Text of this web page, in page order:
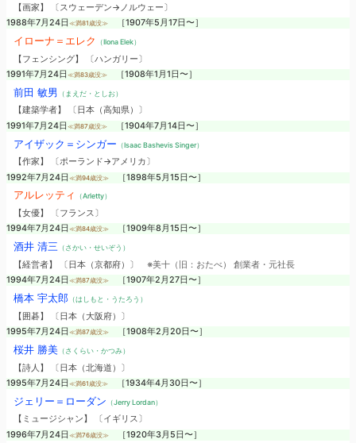
【画家】 〔スウェーデン→ノルウェー〕
1988年7月24日 ≪満81歳没≫ ［1907年5月17日〜］
イローナ＝エレク （Ilona Elek）
【フェンシング】 〔ハンガリー〕
1991年7月24日 ≪満83歳没≫ ［1908年1月1日〜］
前田 敏男 （まえだ・としお）
【建築学者】 〔日本（高知県）〕
1991年7月24日 ≪満87歳没≫ ［1904年7月14日〜］
アイザック＝シンガー （Isaac Bashevis Singer）
【作家】 〔ポーランド→アメリカ〕
1992年7月24日 ≪満94歳没≫ ［1898年5月15日〜］
アルレッティ （Arletty）
【女優】 〔フランス〕
1994年7月24日 ≪満84歳没≫ ［1909年8月15日〜］
酒井 清三 （さかい・せいぞう）
【経営者】 〔日本（京都府）〕 ※美十（旧：おたべ） 創業者・元社長
1994年7月24日 ≪満87歳没≫ ［1907年2月27日〜］
橋本 宇太郎（はしもと・うたろう）
【囲碁】 〔日本（大阪府）〕
1995年7月24日 ≪満87歳没≫ ［1908年2月20日〜］
桜井 勝美（さくらい・かつみ）
【詩人】 〔日本（北海道）〕
1995年7月24日 ≪満61歳没≫ ［1934年4月30日〜］
ジェリー＝ローダン （Jerry Lordan）
【ミュージシャン】 〔イギリス〕
1996年7月24日 ≪満76歳没≫ ［1920年3月5日〜］